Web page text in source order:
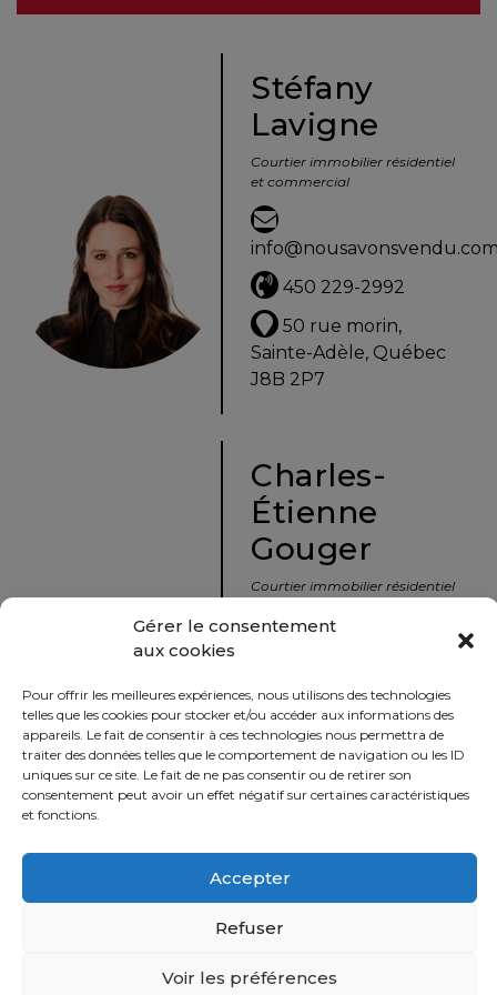
Gérer le consentement
aux cookies
Pour offrir les meilleures expériences, nous utilisons des technologies
telles que les cookies pour stocker et/ou accéder aux informations des
appareils. Le fait de consentir à ces technologies nous permettra de
traiter des données telles que le comportement de navigation ou les ID
uniques sur ce site. Le fait de ne pas consentir ou de retirer son
consentement peut avoir un effet négatif sur certaines caractéristiques
et fonctions.
Accepter
Refuser
Voir les préférences
Évaluation
Avec
un
immobilier
vers
la
tranquillité
d’esprit
défi
Stéfany
Lavigne
Courtier immobilier résidentiel
et commercial
450 229-2992
50 rue morin,
Sainte-Adèle, Québec
J8B 2P7
Charles-
Étienne
Gouger
Courtier immobilier résidentiel
450 229-2992
50 rue morin,
Sainte-Adèle, Québec
J8B 2P7
Partager
Politique